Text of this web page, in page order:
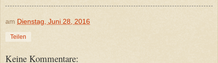
am Dienstag, Juni 28, 2016
Teilen
Keine Kommentare: